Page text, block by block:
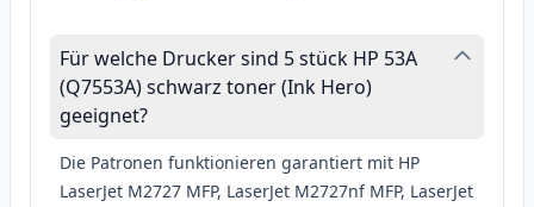
Für welche Drucker sind 5 stück HP 53A
(Q7553A) schwarz toner (Ink Hero)
geeignet?
Die Patronen funktionieren garantiert mit HP
LaserJet M2727 MFP, LaserJet M2727nf MFP, LaserJet